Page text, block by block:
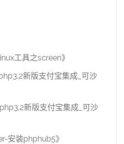
工具之screen》
新版支付宝集成_可沙
新版支付宝集成_可沙
安装phphub5》